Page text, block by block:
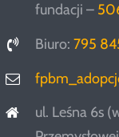
fundacji –
Biuro: 795
ul. Leśna 6s